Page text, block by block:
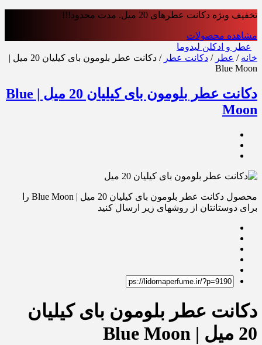
تخفیف ویژه دکانت عطرهای 20 میل. مدت محدود!!!
مشاهده محصولات
عطر و ادکلن لیدوما
خانه / عطر / دکانت عطر
/ دکانت عطر بلومون بای کیلیان 20 میل |
Blue Moon
دکانت عطر بلومون بای کیلیان 20 میل | Blue
Moon
محصول دکانت عطر بلومون بای کیلیان 20 میل | Blue Moon را
برای دوستانتان از روشهای زیر ارسال کنید
دکانت عطر بلومون بای کیلیان
20 میل | Blue Moon